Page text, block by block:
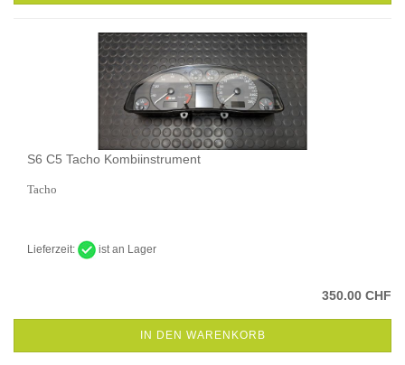
S6 C5 Tacho Kombiinstrument
Tacho
Lieferzeit: ist an Lager
350.00 CHF
IN DEN WARENKORB